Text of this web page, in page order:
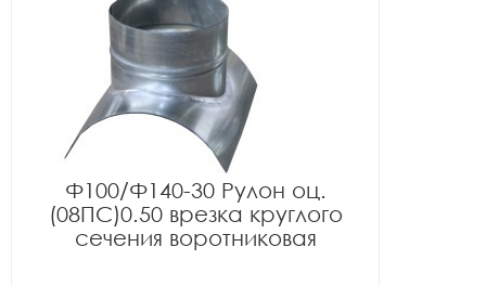
Ф100/Ф140-30 Рулон оц.
(08ПС)0.50 врезка круглого
сечения воротниковая